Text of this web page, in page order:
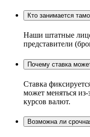
Кто занимается
Наши штатные
представители
Почему ставка
Ставка
может меняться из-
курсов валют.
Возможна ли